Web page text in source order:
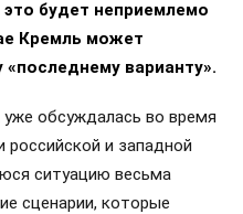
будет неприемлемо
Кремль может
варианту».
обсуждалась во время
российской и западной
ситуацию весьма
сценарии, которые